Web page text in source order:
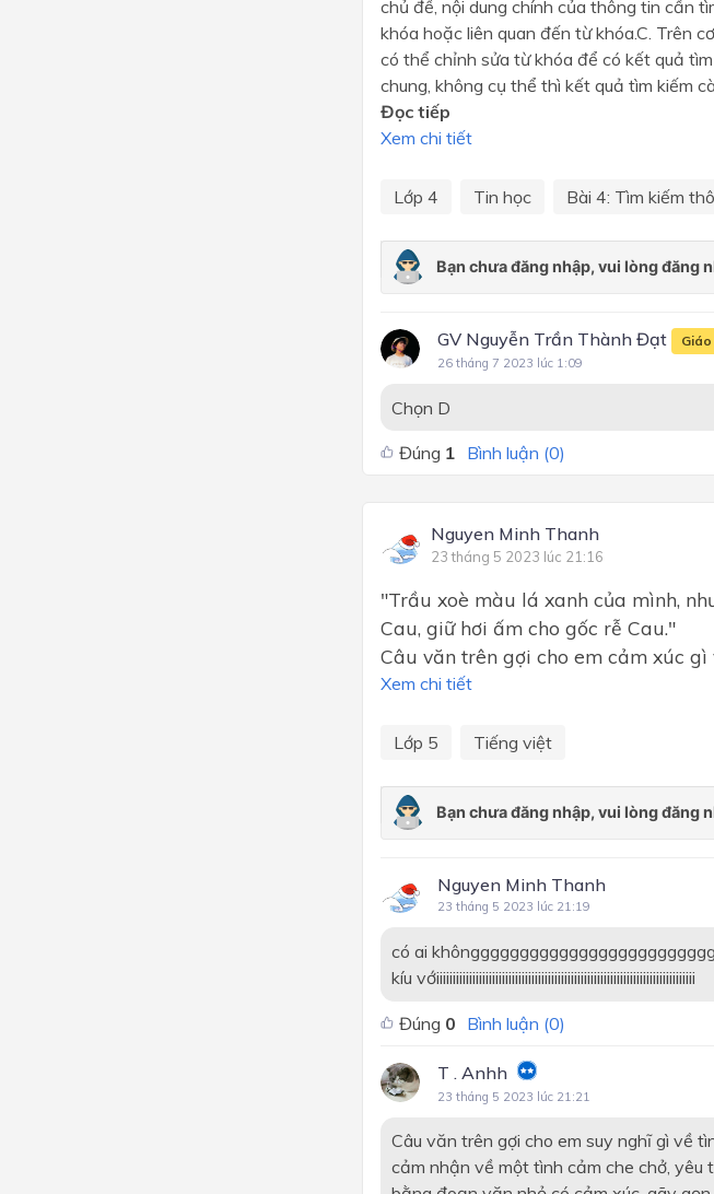
chủ đề, nội dung chính của thông tin cần
khóa hoặc liên quan đến từ khóa.C. Trên
có thể chỉnh sửa từ khóa để có kết quả
chung, không cụ thể thì kết quả tìm kiếm
Đọc tiếp
Xem chi tiết
Lớp 4 Tin học Bài 4: Tìm kiếm
GV Nguyễn Trần Thành Đạt
26 tháng 7 2023 lúc 1:09
Chọn D
Đúng 1 Bình luận (0)
Nguyen Minh Thanh
23 tháng 5 2023 lúc 21:16
"Trầu xoè màu lá xanh của mình,
Cau, giữ hơi ấm cho gốc rễ Cau."
Câu văn trên gợi cho em cảm xúc
Xem chi tiết
Lớp 5 Tiếng việt
Nguyen Minh Thanh
23 tháng 5 2023 lúc 21:19
có ai
kíu vớiiiiiiiiiiiiiiiiiiiiiiiiiiiiiiiiiiiiiiiiiiiiiiiiiiiiiiiiiiiiiiiiiiiiiiiiiiiiiii
Đúng 0 Bình luận (0)
T . Anhh
23 tháng 5 2023 lúc 21:21
Câu văn trên gợi cho em suy nghĩ gì về
cảm nhận về một tình cảm che chở,